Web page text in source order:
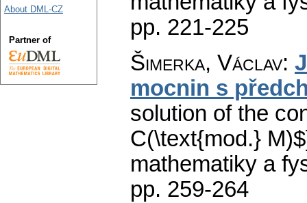
pp. 221-225
Šimerka, Václav:
mocnin s
solution of the
C(\text{mod.}
mathematiky a
pp. 259-264
About DML-CZ
Partner of